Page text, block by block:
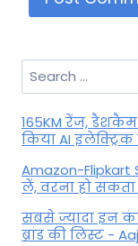
Search
for:
165KM रेंज,
किया AI
Amazon-Flipkart
लें, वरना हो
सबसे ज्यादा इन
ब्रांड की लिस्ट -